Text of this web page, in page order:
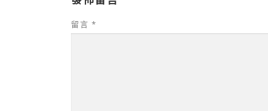
留言 *